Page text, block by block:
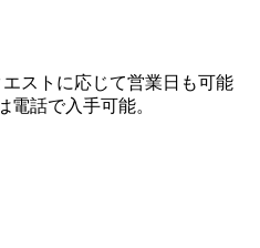
ストに応じて営業日も可能
電話で入手可能。